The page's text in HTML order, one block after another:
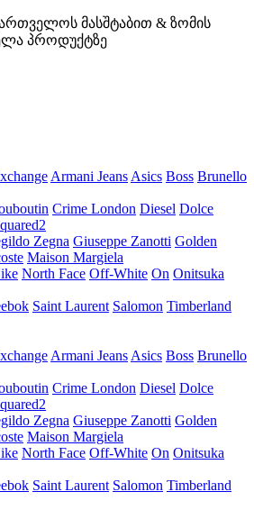
მასშტაბით & ზომის
პროდუქტზე
Armani Jeans Asics Boss Brunello
Crime London Diesel Dolce
Zegna Giuseppe Zanotti Golden
Maison Margiela
North Face Off-White On Onitsuka
Saint Laurent Salomon Timberland
Armani Jeans Asics Boss Brunello
Crime London Diesel Dolce
Zegna Giuseppe Zanotti Golden
Maison Margiela
North Face Off-White On Onitsuka
Saint Laurent Salomon Timberland